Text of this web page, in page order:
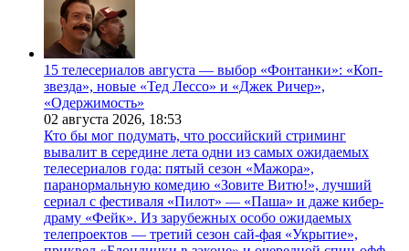
15 телесериалов августа — выбор «Фонтанки»: «Коп-
звезда», новые «Тед Лессо» и «Джек Ричер»,
«Одержимость»
02 августа 2026, 18:53
Кто бы мог подумать, что российский стриминг
вывалит в середине лета одни из самых ожидаемых
телесериалов года: пятый сезон «Мажора»,
паранормальную комедию «Зовите Витю!», лучший
сериал с фестиваля «Пилот» — «Паша» и даже кибер-
драму «Фейк». Из зарубежных особо ожидаемых
телепроектов — третий сезон сай-фая «Укрытие»,